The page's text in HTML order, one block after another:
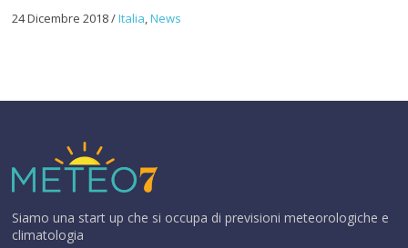
24 Dicembre 2018/Italia,News
Siamo una start up che si occupa di previsioni meteorologiche e
climatologia